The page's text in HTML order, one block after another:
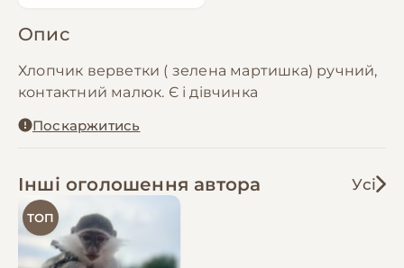
Опис
Хлопчик верветки ( зелена мартишка) ручний,
контактний малюк. Є і дівчинка
Поскаржитись
Інші оголошення автора Усі
ТОП